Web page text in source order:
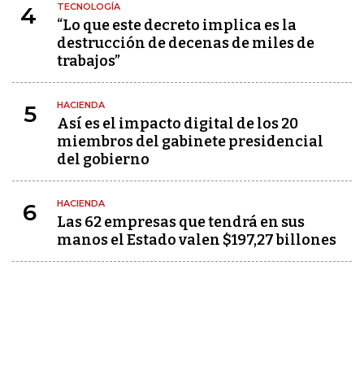
4 TECNOLOGÍA
“Lo que este decreto implica es la
destrucción de decenas de miles de
trabajos”
5 HACIENDA
Así es el impacto digital de los 20
miembros del gabinete presidencial
del gobierno
6 HACIENDA
Las 62 empresas que tendrá en sus
manos el Estado valen $197,27 billones